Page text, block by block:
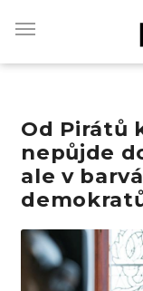
main
Od Pirátů
nepůjde
ale v
Obrázek